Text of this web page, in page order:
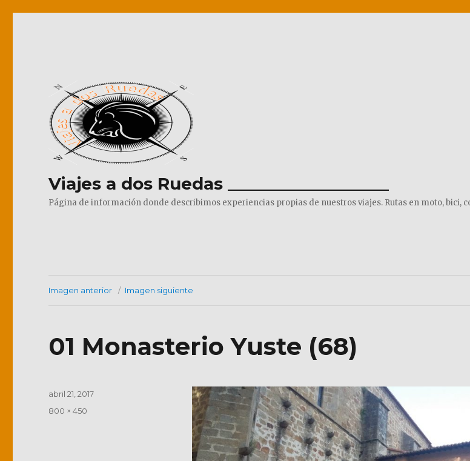
Viajes a dos Ruedas ___________________
Página de información donde describimos experiencias propias de nuestros viajes. Rutas en moto, bici,
Imagen anterior Imagen siguiente
01 Monasterio Yuste (68)
Publicado
abril 21, 2017
Tamaño
800 × 450